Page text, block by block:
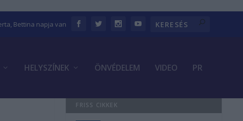
Bettina napja van
HELYSZÍNEK ÖNVÉDELEM VIDEO PR
FRISS CIKKEK